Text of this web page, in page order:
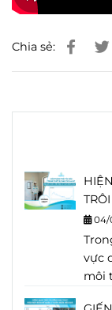
Chia sẻ:
BỊ
LÀ
04/
vực
môi